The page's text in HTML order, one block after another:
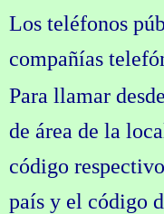
Los teléfonos
compañías
Para llamar
de área de la
código
país y el código